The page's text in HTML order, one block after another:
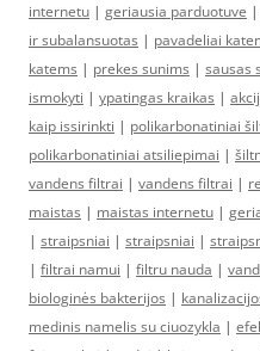
internetu | geriausia parduotuve |
ir subalansuotas | pavadeliai
katems | prekes sunims | sausas
ismokyti | ypatingas kraikas |
kaip issirinkti | polikarbonatiniai
polikarbonatiniai atsiliepimai |
vandens filtrai | vandens filtrai |
maistas | maistas internetu |
| straipsniai | straipsniai |
| filtrai namui | filtru nauda |
biologinės bakterijos |
medinis namelis su ciuozykla |